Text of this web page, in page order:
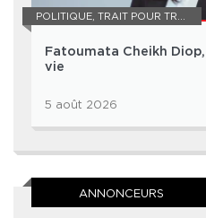
POLITIQUE TRAIT POUR TRAIT
Fatoumata Cheikh
vie
5 août 2026
ANNONCEURS